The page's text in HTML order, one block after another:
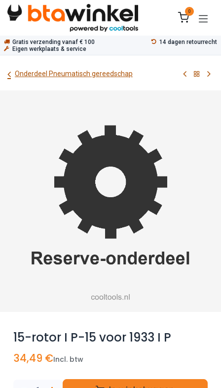
Overslaan naar inhoud
0
Gratis verzending vanaf € 100
14 dagen retourrecht
Eigen werkplaats & service
Onderdeel Pneumatisch gereedschap
15-rotor I P-15 voor 1933 I P
34,49 €Incl. btw